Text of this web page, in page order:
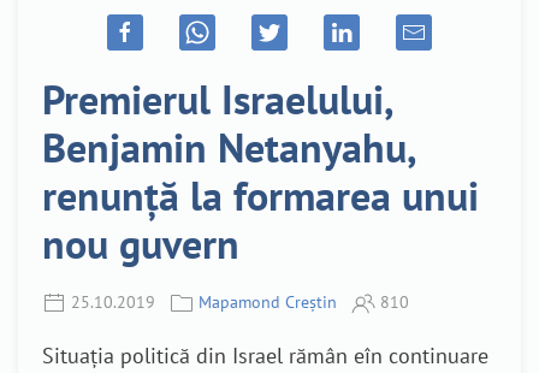
Premierul Israelului,
Benjamin Netanyahu,
renunță la formarea unui
nou guvern
25.10.2019 Mapamond Creștin 810
Situația politică din Israel rămân eîn continuare